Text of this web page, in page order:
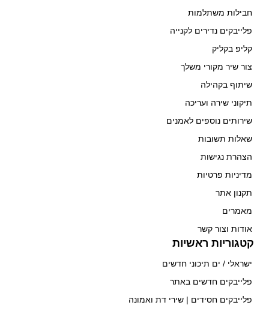
חבילות משתלמות
פלייבקים נדירים לקנייה
קליפ בקליק
צור שיר מקורי משלך
שיתוף בקהילה
תיקוני שירה ועריכה
שירותים נוספים לאמנים
שאלות תשובות
הצהרת נגישות
מדיניות פרטיות
תקנון אתר
מאמרים
אודות וצור קשר
קטגוריות ראשיות
ישראלי / ים תיכוני חדשים
פלייבקים חדשים באתר
פלייבקים חסידים | שירי דת ואמונה